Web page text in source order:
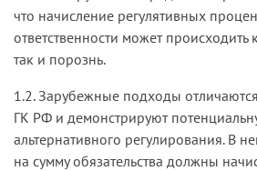
что начисление регулятивных
ответственности может
так и порознь.
1.2. Зарубежные подходы
ГК РФ и демонстрируют
альтернативного регулирования. В
на сумму обязательства должны